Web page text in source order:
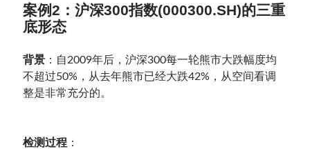
案例2：沪深300指数(000300.SH)的三重
底形态
背景 ：自2009年后，沪深300每一轮熊市大跌幅度均
不超过50%，从去年熊市已经大跌42%，从空间看调
整是非常充分的。
检测过程 ：